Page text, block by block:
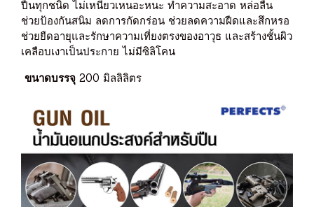
ปืนทุกชนิด ไม่เหนียวเหนอะหนะ ทำความสะอาด หล่อลื่น
ช่วยป้องกันสนิม ลดการกัดกร่อน ช่วยลดความฝืดและสึกหรอ
ช่วยยืดอายุและรักษาความเที่ยงตรงของอาวุธ และสร้างชั้นผิว
เคลือบเงาเป็นประกาย ไม่มีซิลิโคน
ขนาดบรรจุ 200 มิลลิลิตร